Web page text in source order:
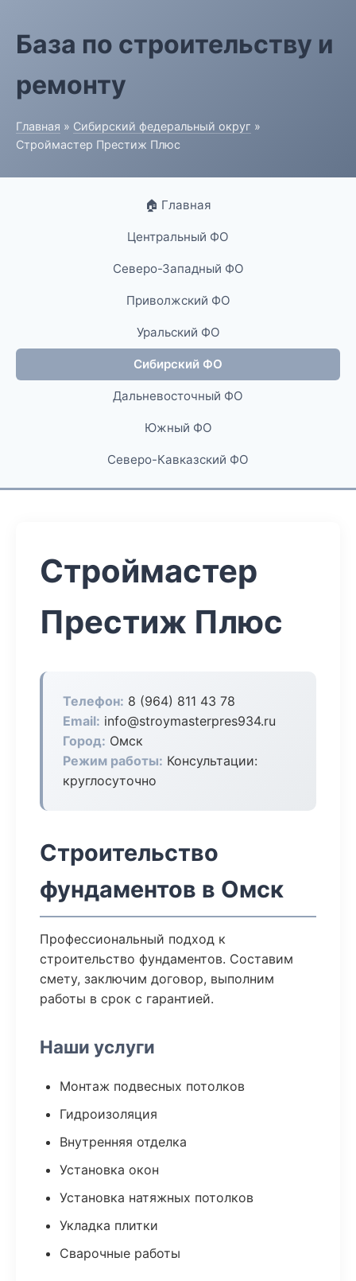
База по строительству и
ремонту
Главная » Сибирский федеральный округ »
Строймастер Престиж Плюс
🏠 Главная
Центральный ФО
Северо-Западный ФО
Приволжский ФО
Уральский ФО
Сибирский ФО
Дальневосточный ФО
Южный ФО
Северо-Кавказский ФО
Строймастер
Престиж Плюс
Телефон: 8 (964) 811 43 78
Email: info@stroymasterpres934.ru
Город: Омск
Режим работы: Консультации:
круглосуточно
Строительство
фундаментов в Омск
Профессиональный подход к
строительство фундаментов. Составим
смету, заключим договор, выполним
работы в срок с гарантией.
Наши услуги
Монтаж подвесных потолков
Гидроизоляция
Внутренняя отделка
Установка окон
Установка натяжных потолков
Укладка плитки
Сварочные работы